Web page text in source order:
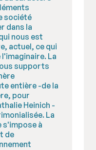
société
dans la
nous est
actuel, ce qui
La
supports
entière -de la
pour
Heinich -
La
s'impose à
de